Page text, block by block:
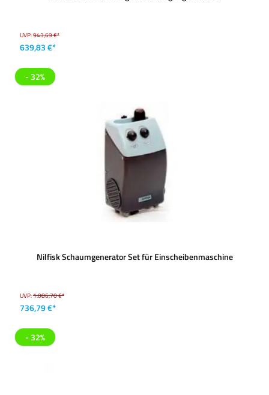
UVP:943,69 €*
639,83 €*
- 32%
Nilfisk Schaumgenerator Set für Einscheibenmaschine
UVP:1.086,70 €*
736,79 €*
- 32%